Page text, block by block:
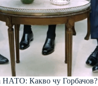
НАТО: Какво чу Горбачов?